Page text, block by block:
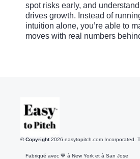
spot risks early, and
drives growth. Instead of
intuition alone, you’re able to
moves with real numbers
© Copyright 2026 easytopitch.com Incorporated.
Fabriqué avec 💙️ à New York et à San Jose